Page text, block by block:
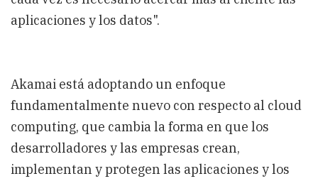
aplicaciones y los datos".
Akamai está adoptando un enfoque
fundamentalmente nuevo con respecto al cloud
computing, que cambia la forma en que los
desarrolladores y las empresas crean,
implementan y protegen las aplicaciones y los